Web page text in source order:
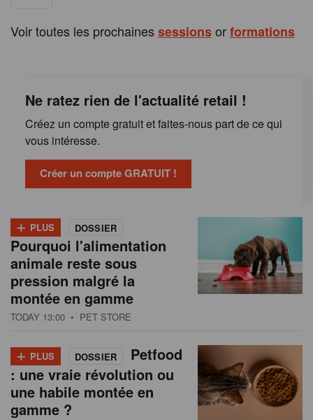
Voir toutes les prochaines sessionsorformations
Ne ratez rien de l'actualité retail !
Créez un compte gratuit et faites-nous part de ce qui
vous intéresse.
Créer un compte GRATUIT !
+ PLUS DOSSIER
Pourquoi l'alimentation
animale reste sous
pression malgré la
montée en gamme
TODAY 13:00 • PET STORE
+ PLUS DOSSIER
Petfood
: une vraie révolution ou
une habile montée en
gamme ?